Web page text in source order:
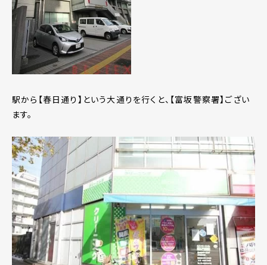
駅から【春日通り】という大通りを行くと、【富坂警察署】ござい
ます。